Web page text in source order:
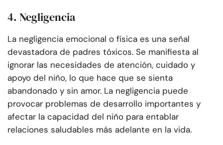
4. Negligencia
La negligencia emocional o física es una señal
devastadora de padres tóxicos. Se manifiesta al
ignorar las necesidades de atención, cuidado y
apoyo del niño, lo que hace que se sienta
abandonado y sin amor. La negligencia puede
provocar problemas de desarrollo importantes y
afectar la capacidad del niño para entablar
relaciones saludables más adelante en la vida.